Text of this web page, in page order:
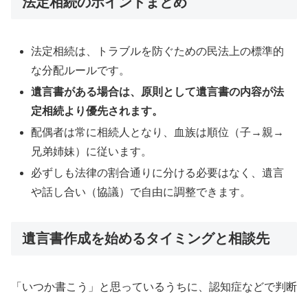
法定相続は、トラブルを防ぐための民法上の標準的
な分配ルールです。
遺言書がある場合は、原則として遺言書の内容が法
定相続より優先されます。
配偶者は常に相続人となり、血族は順位（子→親→
兄弟姉妹）に従います。
必ずしも法律の割合通りに分ける必要はなく、遺言
や話し合い（協議）で自由に調整できます。
遺言書作成を始めるタイミングと相談先
「いつか書こう」と思っているうちに、認知症などで判断